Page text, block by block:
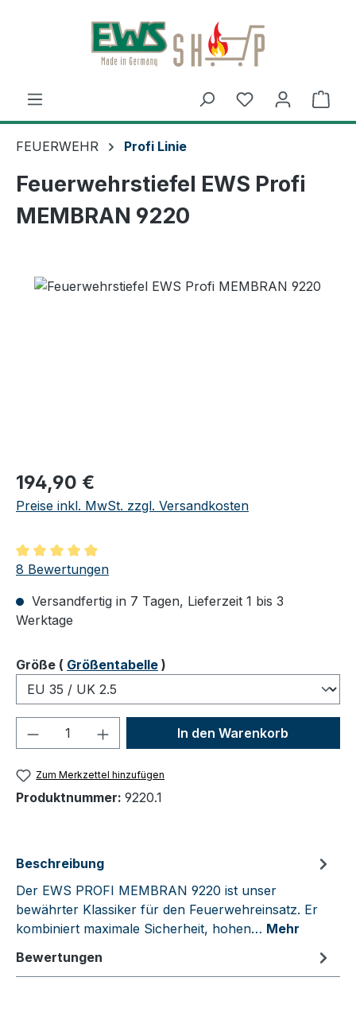
Zum Hauptinhalt springen
FEUERWEHR Profi Linie
Feuerwehrstiefel EWS Profi
MEMBRAN 9220
Regulärer Preis:
194,90 €
Preise inkl. MwSt. zzgl. Versandkosten
Durchschnittliche Bewertung von 5 von 5 Sternen
8 Bewertungen
Versandfertig in 7 Tagen, Lieferzeit 1 bis 3
Werktage
Größeauswählen
( Größentabelle )
Produkt Anzahl: Gib denIn den Warenkorb
Zum Merkzettel hinzufügen
Produktnummer: 9220.1
Beschreibung
Der EWS PROFI MEMBRAN 9220 ist unser
bewährter Klassiker für den Feuerwehreinsatz. Er
kombiniert maximale Sicherheit, hohen… Mehr
Bewertungen